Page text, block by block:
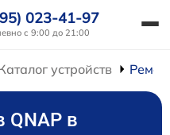
023-41-97
с 9:00 до 21:00
устройств
QNAP в